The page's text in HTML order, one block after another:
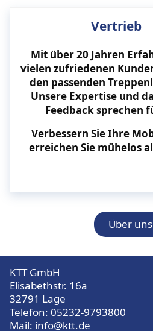
Vertrieb
Mit über 20 Jahren
vielen zufriedenen
den passenden
Unsere Expertise und
Feedback sprechen
Verbessern Sie Ihre
erreichen Sie mühelos
Über uns
KTT GmbH
Elisabethstr. 16a
32791 Lage
Telefon: 05232-9793800
Mail: info@ktt.de